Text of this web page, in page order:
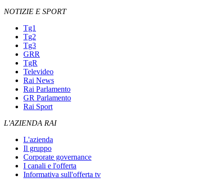
NOTIZIE E SPORT
Tg1
Tg2
Tg3
GRR
TgR
Televideo
Rai News
Rai Parlamento
GR Parlamento
Rai Sport
L'AZIENDA RAI
L'azienda
Il gruppo
Corporate governance
I canali e l'offerta
Informativa sull'offerta tv